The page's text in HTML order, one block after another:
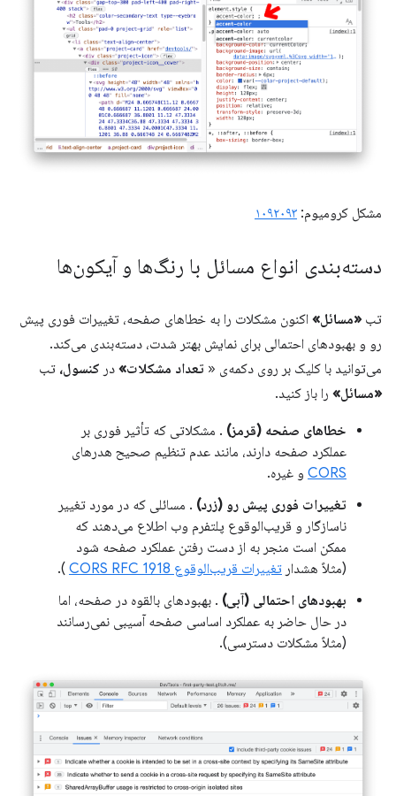
مشکل کرومیوم: ۱۰۹۲۰۹۳
دسته‌بندی انواع مسائل با رنگ‌ها و آیکون‌ها
تب «مسائل» اکنون مشکلات را به خطاهای صفحه، تغییرات فوری پیش
رو و بهبودهای احتمالی برای نمایش بهتر شدت، دسته‌بندی می‌کند.
می‌توانید با کلیک بر روی دکمه‌ی « تعداد مشکلات» در کنسول، تب
«مسائل» را باز کنید.
خطاهای صفحه (قرمز) . مشکلاتی که تأثیر فوری بر
عملکرد صفحه دارند، مانند عدم تنظیم صحیح هدرهای
CORS و غیره.
تغییرات فوری پیش رو (زرد) . مسائلی که در مورد تغییر
ناسازگار و قریب‌الوقوع پلتفرم وب اطلاع می‌دهند که
ممکن است منجر به از دست رفتن عملکرد صفحه شود
(مثلاً هشدار تغییرات قریب‌الوقوع CORS RFC 1918
).
بهبودهای احتمالی (آبی) . بهبودهای بالقوه در صفحه، اما
در حال حاضر به عملکرد اساسی صفحه آسیبی نمی‌رسانند
(مثلاً مشکلات دسترسی).